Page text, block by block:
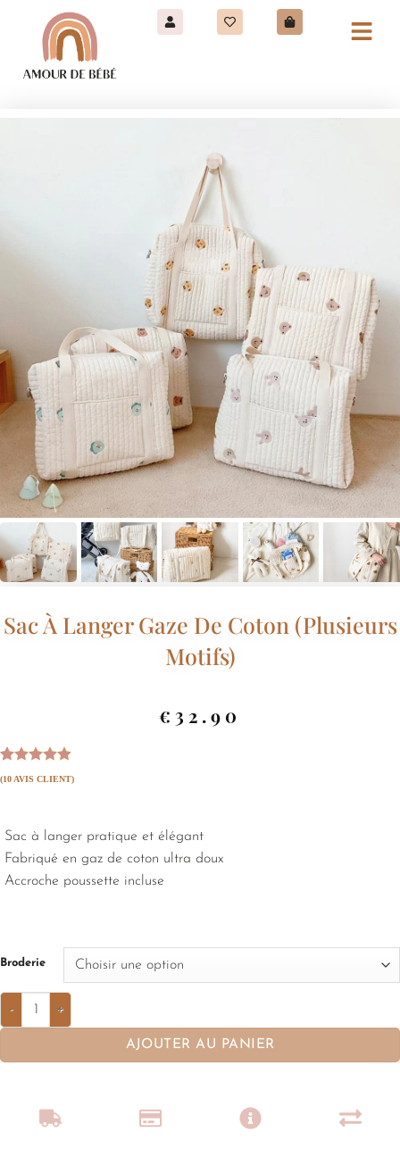
Sac À Langer Gaze De Coton (Plusieurs
Motifs)
€ 32.90
Noté 4.89
9
client
(10 AVIS CLIENT)
Sac à langer pratique et élégant
Fabriqué en gaz de coton ultra doux
Accroche poussette incluse
Broderie
AJOUTER AU PANIER